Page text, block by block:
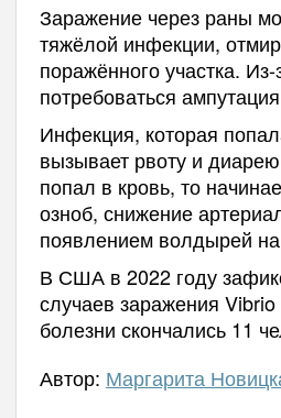
Заражение через раны
тяжёлой инфекции,
поражённого участка.
потребоваться
Инфекция, которая
вызывает рвоту и
попал в кровь, то
озноб, снижение
появлением волдырей
В США в 2022 году
случаев заражения
болезни скончались 11
Автор: Маргарита